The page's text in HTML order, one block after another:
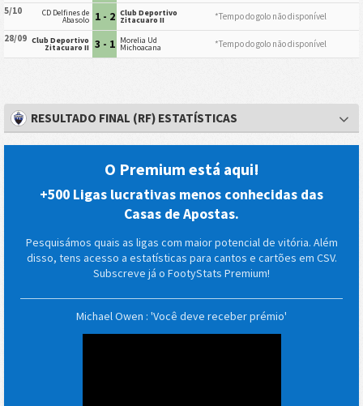
5/10
CD Delfines de
Abasolo 1 - 2 Club Deportivo
Zitacuaro II
*Tempo do golo não disponível
28/09 Club Deportivo
Zitacuaro II 3 - 1 Morelia Ud
Michoacana *Tempo do golo não disponível
RESULTADO FINAL (RF) ESTATÍSTICAS
O Premium está aqui!
+500 Ligas lucrativas menos conhecidas das
Casas de Apostas.
Pesquisámos quais as ligas com maior potencial de vitória. Além
disso, tens acesso a estatísticas para cantos e cartões em CSV.
Subscreve já o FootyStats Premium!
Michael Owen : 'Você deve receber prémio'